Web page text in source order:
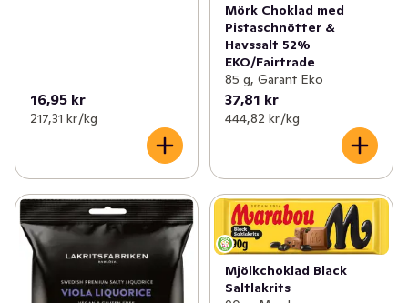
16,95 kr
217,31 kr /kg
Mörk Choklad med
Pistaschnötter &
Havssalt 52%
EKO/Fairtrade
85 g, Garant Eko
37,81 kr
444,82 kr /kg
Mjölkchoklad Black
Saltlakrits